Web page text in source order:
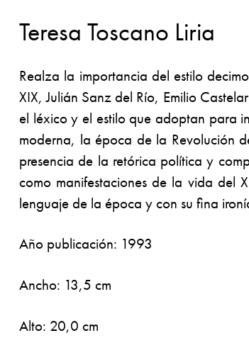
Teresa Toscano Liria
Realza la importancia del estilo
XIX, Julián Sanz del Río, Emilio
el léxico y el estilo que adoptan para
moderna, la época de la Revolución
presencia de la retórica política y
como manifestaciones de la vida del
lenguaje de la época y con su fina
Año publicación: 1993
Ancho: 13,5 cm
Alto: 20,0 cm